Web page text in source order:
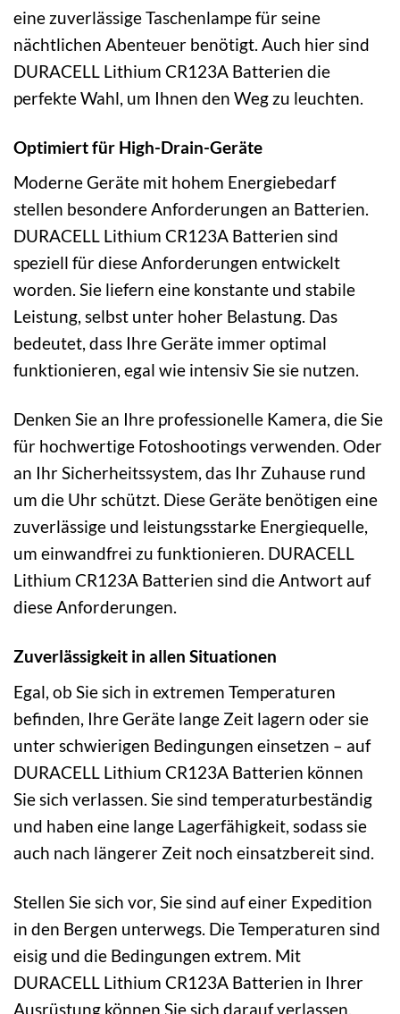
eine zuverlässige Taschenlampe für seine
nächtlichen Abenteuer benötigt. Auch hier sind
DURACELL Lithium CR123A Batterien die
perfekte Wahl, um Ihnen den Weg zu leuchten.
Optimiert für High-Drain-Geräte
Moderne Geräte mit hohem Energiebedarf
stellen besondere Anforderungen an Batterien.
DURACELL Lithium CR123A Batterien sind
speziell für diese Anforderungen entwickelt
worden. Sie liefern eine konstante und stabile
Leistung, selbst unter hoher Belastung. Das
bedeutet, dass Ihre Geräte immer optimal
funktionieren, egal wie intensiv Sie sie nutzen.
Denken Sie an Ihre professionelle Kamera, die Sie
für hochwertige Fotoshootings verwenden. Oder
an Ihr Sicherheitssystem, das Ihr Zuhause rund
um die Uhr schützt. Diese Geräte benötigen eine
zuverlässige und leistungsstarke Energiequelle,
um einwandfrei zu funktionieren. DURACELL
Lithium CR123A Batterien sind die Antwort auf
diese Anforderungen.
Zuverlässigkeit in allen Situationen
Egal, ob Sie sich in extremen Temperaturen
befinden, Ihre Geräte lange Zeit lagern oder sie
unter schwierigen Bedingungen einsetzen – auf
DURACELL Lithium CR123A Batterien können
Sie sich verlassen. Sie sind temperaturbeständig
und haben eine lange Lagerfähigkeit, sodass sie
auch nach längerer Zeit noch einsatzbereit sind.
Stellen Sie sich vor, Sie sind auf einer Expedition
in den Bergen unterwegs. Die Temperaturen sind
eisig und die Bedingungen extrem. Mit
DURACELL Lithium CR123A Batterien in Ihrer
Ausrüstung können Sie sich darauf verlassen,